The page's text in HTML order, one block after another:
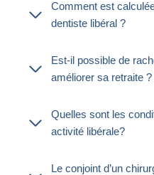
Comment est
dentiste libéral ?
Est-il possible de
améliorer sa retraite ?
Quelles sont les
activité libérale?
Le conjoint d’un